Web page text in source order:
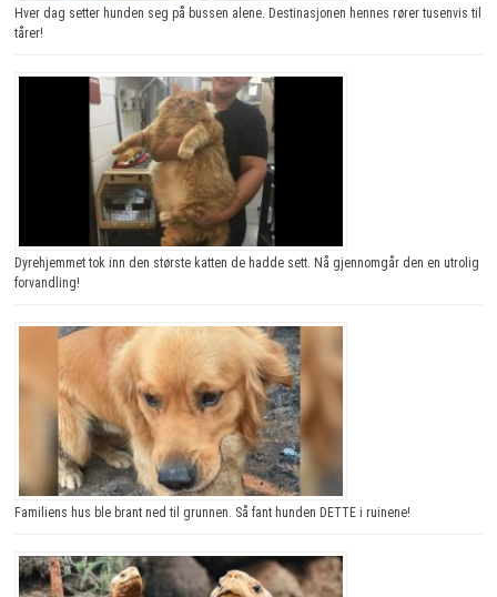
Hver dag setter hunden seg på bussen alene. Destinasjonen hennes rører tusenvis til
tårer!
Dyrehjemmet tok inn den største katten de hadde sett. Nå gjennomgår den en utrolig
forvandling!
Familiens hus ble brant ned til grunnen. Så fant hunden DETTE i ruinene!